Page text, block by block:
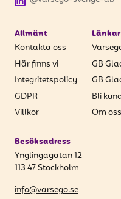
Allmänt
Kontakta oss
Här finns vi
Integritetspolicy
GDPR
Villkor
Länkar
GB
GB
Bli
Om oss
Besöksadress
Ynglingagatan 12
113 47 Stockholm
info@varsego.se